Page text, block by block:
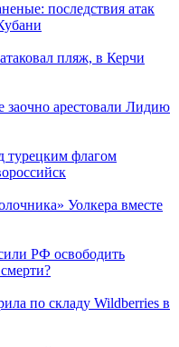
последствия атак
пляж, в Керчи
заочно арестовали Лидию
турецким флагом
Уолкера вместе
РФ освободить
по складу Wildberries в